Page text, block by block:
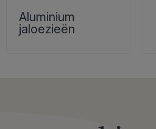
Aluminium
jaloezieën